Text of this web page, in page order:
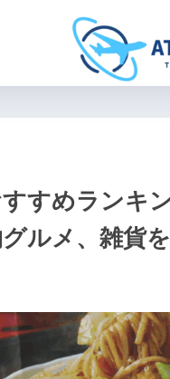
すめランキ
ルメ、雑貨